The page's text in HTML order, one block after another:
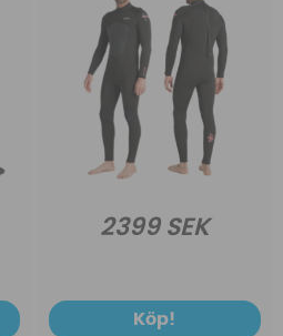
2399 SEK
Köp!